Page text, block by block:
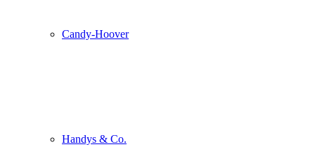
Candy-Hoover
Handys & Co.